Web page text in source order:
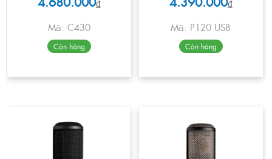
₫
Mã: C430
Còn hàng
₫
Mã: P120 USB
Còn hàng